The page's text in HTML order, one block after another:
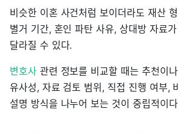
비슷한 이혼 사건처럼 보이더라도 재산
별거 기간, 혼인 파탄 사유, 상대방 자료
달라질 수 있다.
변호사관련 정보를 비교할 때는 추천이
유사성, 자료 검토 범위, 직접 진행 여부,
설명 방식을 나누어 보는 것이 중립적이